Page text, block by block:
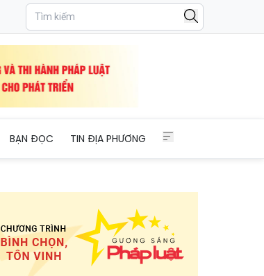
BẠN ĐỌC TIN ĐỊA PHƯƠNG